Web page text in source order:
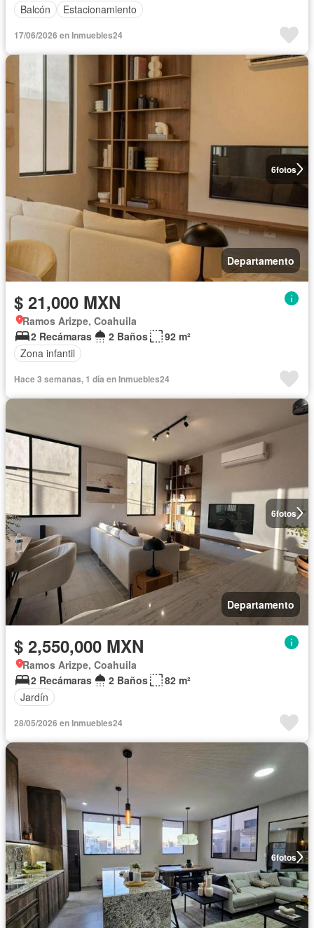
Balcón
Estacionamiento
17/06/2026 en Inmuebles24
6fotos
Departamento
$ 21,000 MXN
Ramos Arizpe, Coahuila
2 Recámaras
2 Baños
92 m²
Zona infantil
Hace 3 semanas, 1 día en Inmuebles24
6fotos
Departamento
$ 2,550,000 MXN
Ramos Arizpe, Coahuila
2 Recámaras
2 Baños
82 m²
Jardín
28/05/2026 en Inmuebles24
6fotos